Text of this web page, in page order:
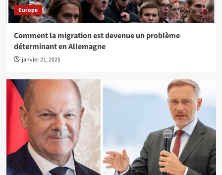
Europe
Comment la migration est devenue un problème
déterminant en Allemagne
janvier 21, 2025